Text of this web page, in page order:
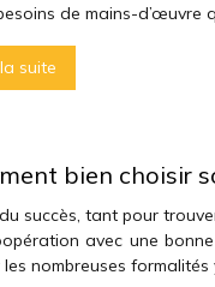
de mains-d’œuvre
suite
bien choisir
succès, tant pour
avec une
les nombreuses formalités